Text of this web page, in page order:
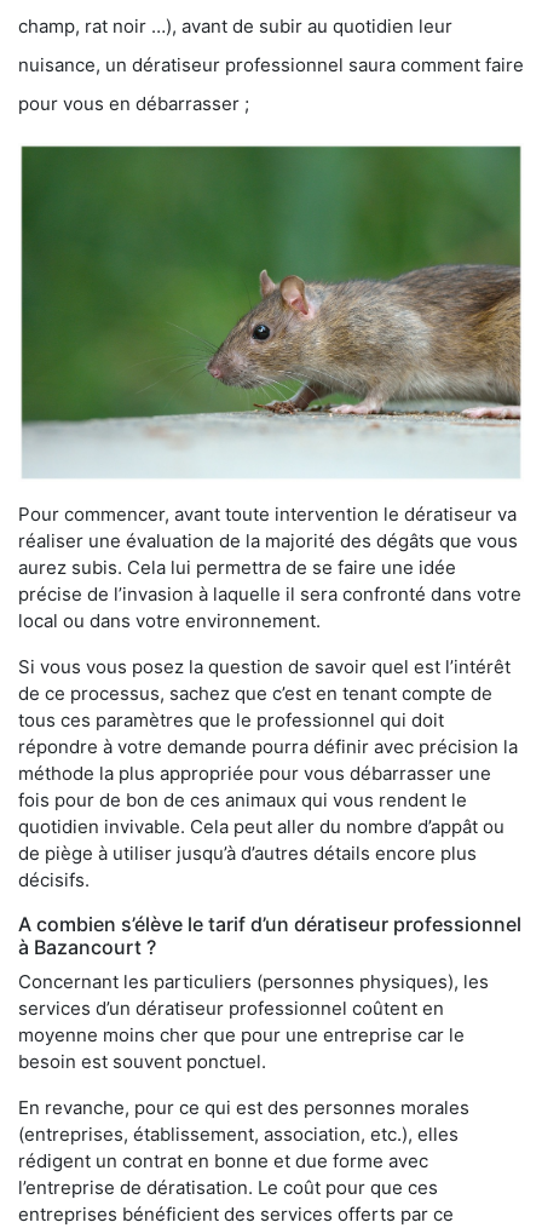
champ, rat noir …), avant de subir au quotidien leur
nuisance, un dératiseur professionnel saura comment faire
pour vous en débarrasser ;
Pour commencer, avant toute intervention le dératiseur va
réaliser une évaluation de la majorité des dégâts que vous
aurez subis. Cela lui permettra de se faire une idée
précise de l’invasion à laquelle il sera confronté dans votre
local ou dans votre environnement.
Si vous vous posez la question de savoir quel est l’intérêt
de ce processus, sachez que c’est en tenant compte de
tous ces paramètres que le professionnel qui doit
répondre à votre demande pourra définir avec précision la
méthode la plus appropriée pour vous débarrasser une
fois pour de bon de ces animaux qui vous rendent le
quotidien invivable. Cela peut aller du nombre d’appât ou
de piège à utiliser jusqu’à d’autres détails encore plus
décisifs.
A combien s’élève le tarif d’un dératiseur professionnel
à Bazancourt ?
Concernant les particuliers (personnes physiques), les
services d’un dératiseur professionnel coûtent en
moyenne moins cher que pour une entreprise car le
besoin est souvent ponctuel.
En revanche, pour ce qui est des personnes morales
(entreprises, établissement, association, etc.), elles
rédigent un contrat en bonne et due forme avec
l’entreprise de dératisation. Le coût pour que ces
entreprises bénéficient des services offerts par ce